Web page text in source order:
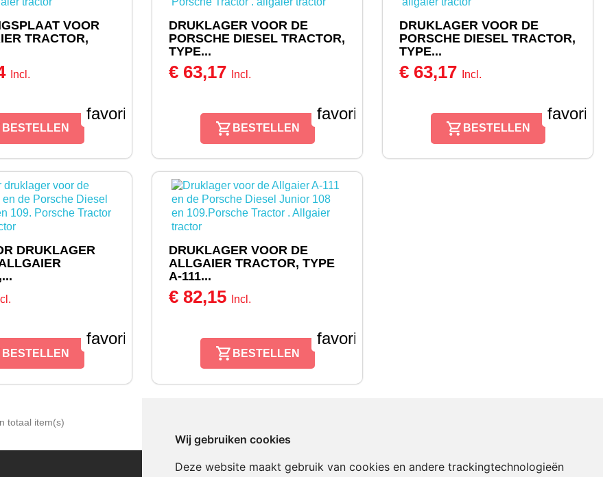
Wij gebruiken cookies
Deze website maakt gebruik van cookies en andere trackingtechnologieën
VOOR
TRACTOR,
Incl.
BESTELLEN
favorite_border
DRUKLAGER VOOR DE
PORSCHE DIESEL TRACTOR,
TYPE...
€ 63,17 Incl.
BESTELLEN
favorite_border
DRUKLAGER VOOR DE
PORSCHE DIESEL TRACTOR,
TYPE...
€ 63,17 Incl.
BESTELLEN
DRUKLAGER
BESTELLEN
favorite_border
DRUKLAGER VOOR DE
ALLGAIER TRACTOR, TYPE
A-111...
€ 82,15 Incl.
BESTELLEN
favorite_border
totaal item(s)
CATEGORIEEN WINKEL INFORMATIE